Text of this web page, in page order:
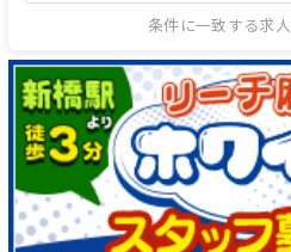
条件に一致する求